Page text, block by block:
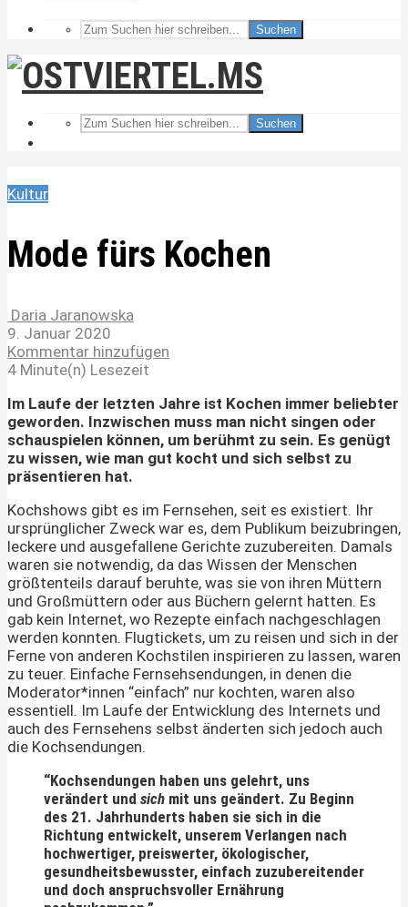
Suchen
Suchen
Kultur
Mode fürs Kochen
Daria Jaranowska
9. Januar 2020
Kommentar hinzufügen
4 Minute(n) Lesezeit
Im Laufe der letzten Jahre ist Kochen immer beliebter
geworden. Inzwischen muss man nicht singen oder
schauspielen können, um berühmt zu sein. Es genügt
zu wissen, wie man gut kocht und sich selbst zu
präsentieren hat.
Kochshows gibt es im Fernsehen, seit es existiert. Ihr
ursprünglicher Zweck war es, dem Publikum beizubringen,
leckere und ausgefallene Gerichte zuzubereiten. Damals
waren sie notwendig, da das Wissen der Menschen
größtenteils darauf beruhte, was sie von ihren Müttern
und Großmüttern oder aus Büchern gelernt hatten. Es
gab kein Internet, wo Rezepte einfach nachgeschlagen
werden konnten. Flugtickets, um zu reisen und sich in der
Ferne von anderen Kochstilen inspirieren zu lassen, waren
zu teuer. Einfache Fernsehsendungen, in denen die
Moderator*innen “einfach” nur kochten, waren also
essentiell. Im Laufe der Entwicklung des Internets und
auch des Fernsehens selbst änderten sich jedoch auch
die Kochsendungen.
“Kochsendungen haben uns gelehrt, uns
verändert und sich mit uns geändert. Zu Beginn
des 21. Jahrhunderts haben sie sich in die
Richtung entwickelt, unserem Verlangen nach
hochwertiger, preiswerter, ökologischer,
gesundheitsbewusster, einfach zuzubereitender
und doch anspruchsvoller Ernährung